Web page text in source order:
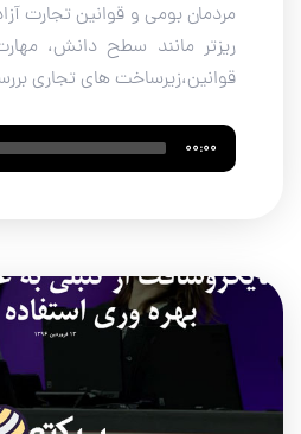
مردمان بومی و قوانین تجارت
ریزتر مانند سطح دانش،
قوانین،زیرساخت های تجاری
Audio
Player
00:00